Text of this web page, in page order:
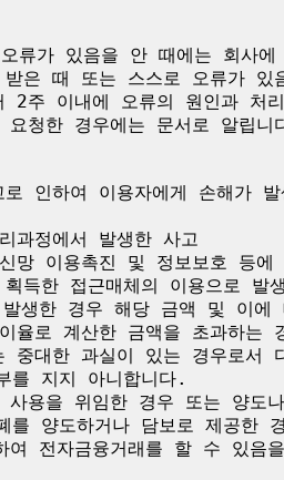
류가 있음을 안 때에는 회사
은 때 또는 스스로 오류가
주 이내에 오류의 원인과 처
청한 경우에는 문서로 알립니
인하여 이용자에게 손해가
과정에서 발생한 사고
망 이용촉진 및 정보보호 등
득한 접근매체의 이용으로 발
생한 경우 해당 금액 및 이에
로 계산한 금액을 초과하는
대한 과실이 있는 경우로서
를 지지 아니합니다.
용을 위임한 경우 또는 양도
를 양도하거나 담보로 제공한
전자금융거래를 할 수 있음